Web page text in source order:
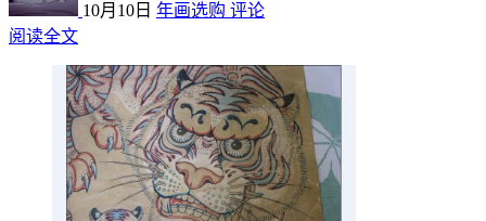
10月10日 年画选购 评论
阅读全文